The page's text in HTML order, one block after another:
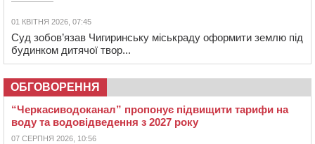
01 КВІТНЯ 2026, 07:45
Суд зобов’язав Чигиринську міськраду оформити землю під
будинком дитячої твор...
ОБГОВОРЕННЯ
“Черкасиводоканал” пропонує підвищити тарифи на
воду та водовідведення з 2027 року
07 СЕРПНЯ 2026, 10:56